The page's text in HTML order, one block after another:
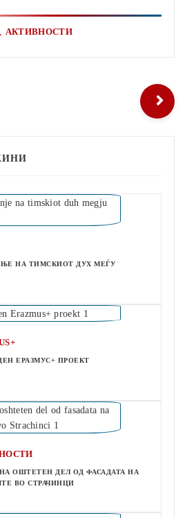
, АКТИВНОСТИ
НА ТИМСКИОТ ДУХ МЕЃУ
ЕРАЗМУС+ ПРОЕКТ
ОШТЕТЕН ДЕЛ ОД ФАСАДАТА НА
ВО СТРАЧИНЦИ